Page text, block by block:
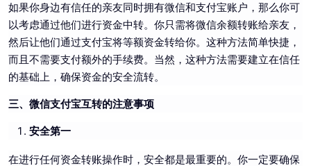
如果你身边有信任的亲友同时拥有微信和支付宝账户，那么你可
以考虑通过他们进行资金中转。你只需将微信余额转账给亲友，
然后让他们通过支付宝将等额资金转给你。这种方法简单快捷，
而且不需要支付额外的手续费。当然，这种方法需要建立在信任
的基础上，确保资金的安全流转。
三、微信支付宝互转的注意事项
安全第一
在进行任何资金转账操作时，安全都是最重要的。你一定要确保